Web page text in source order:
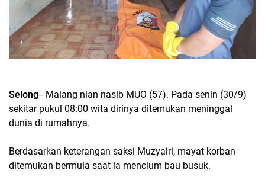
Selong-- Malang nian nasib MUO (57). Pada senin (30/9)
sekitar pukul 08:00 wita dirinya ditemukan meninggal
dunia di rumahnya.
Berdasarkan keterangan saksi Muzyairi, mayat korban
ditemukan bermula saat ia mencium bau busuk.